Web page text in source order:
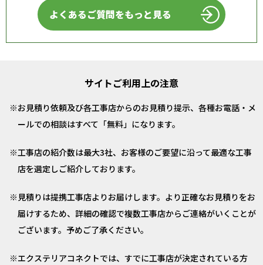
よくあるご質問をもっと見る
サイトご利用上の注意
お見積り依頼及び各工事店からのお見積り提示、各種お電話・メ
ールでの相談はすべて「無料」になります。
工事店の紹介数は最大3社、お客様のご要望に沿って最適な工事
店を選定しご紹介しております。
見積りは提携工事店よりお届けします。より正確なお見積りをお
届けするため、詳細の確認で複数工事店からご連絡がいくことが
ございます。予めご了承ください。
エクステリアコネクトでは、すでに工事店が決定されている方